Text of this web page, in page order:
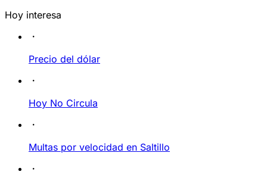
Hoy interesa
Precio del dólar
Hoy No Circula
Multas por velocidad en Saltillo